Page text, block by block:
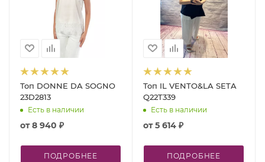
Топ DONNE DA SOGNO
23D2813
Есть в наличии
от8 940 ₽
ПОДРОБНЕЕ
Топ IL VENTO&LA SETA
Q22T339
Есть в наличии
от5 614 ₽
ПОДРОБНЕЕ